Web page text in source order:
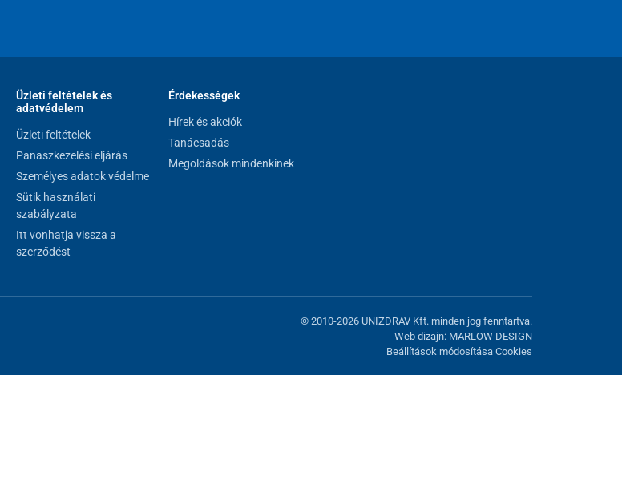
Üzleti feltételek és
adatvédelem
Üzleti feltételek
Panaszkezelési eljárás
Személyes adatok védelme
Sütik használati
szabályzata
Itt vonhatja vissza a
szerződést
Érdekességek
Hírek és akciók
Tanácsadás
Megoldások mindenkinek
© 2010-2026 UNIZDRAV Kft. minden jog fenntartva.
Web dizajn: MARLOW DESIGN
Beállítások módosítása Cookies